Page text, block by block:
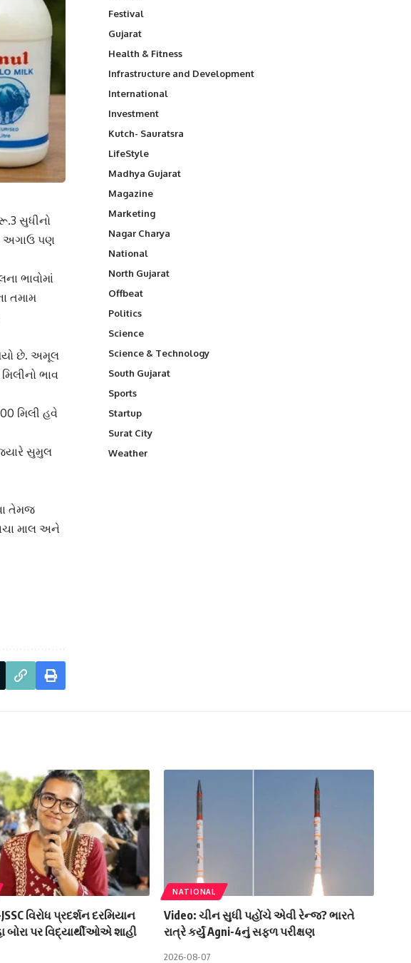
સુધીનો
અગાઉ પણ
ભાવોમાં
તમામ
છે. અમૂલ
ભાવ
મિલી હવે
સુમુલ
તેમજ
માલ અને
Festival
Gujarat
Health & Fitness
Infrastructure and Development
International
Investment
Kutch- Sauratsra
LifeStyle
Madhya Gujarat
Magazine
Marketing
Nagar Charya
National
North Gujarat
Offbeat
Politics
Science
Science & Technology
South Gujarat
Sports
Startup
Surat City
Weather
વિરોધ પ્રદર્શન દરમિયાન
બોરા પર વિદ્યાર્થીઓએ શાહી
NATIONAL
Video: ચીન સુધી પહોંચે એવી રેન્જ? ભારતે
રાત્રે કર્યું Agni-4નું સફળ પરીક્ષણ
2026-08-07